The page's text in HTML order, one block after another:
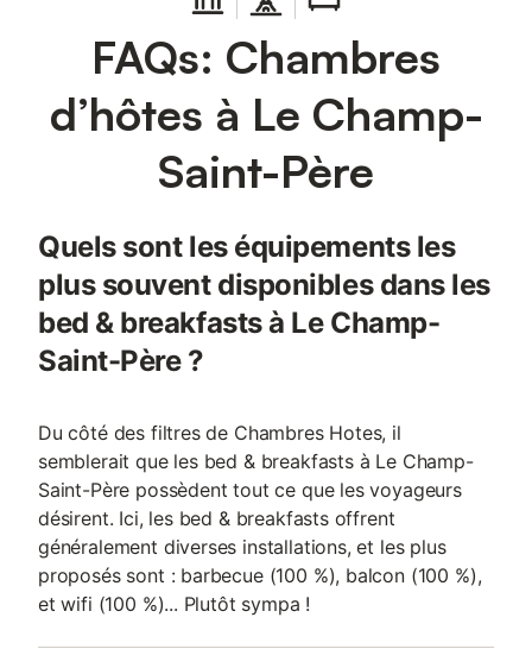
FAQs: Chambres
d’hôtes à Le Champ-
Saint-Père
Quels sont les équipements les
plus souvent disponibles dans les
bed & breakfasts à Le Champ-
Saint-Père ?
Du côté des filtres de Chambres Hotes, il
semblerait que les bed & breakfasts à Le Champ-
Saint-Père possèdent tout ce que les voyageurs
désirent. Ici, les bed & breakfasts offrent
généralement diverses installations, et les plus
proposés sont : barbecue (100 %), balcon (100 %),
et wifi (100 %)... Plutôt sympa !